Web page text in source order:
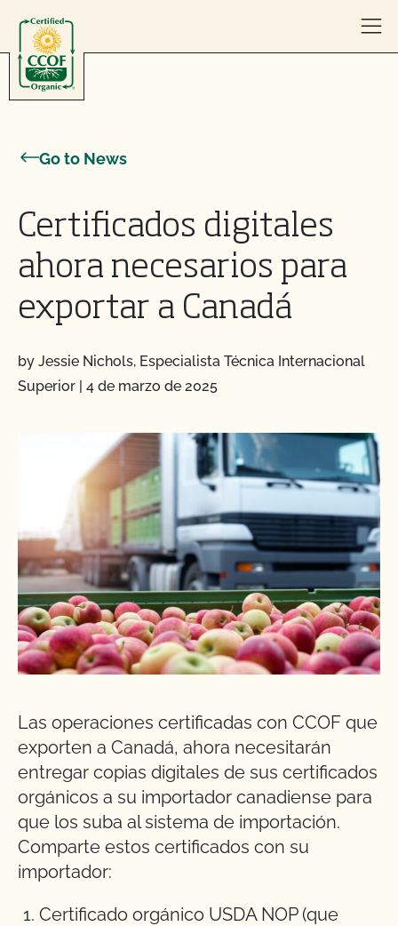
Go to News
Certificados digitales
ahora necesarios para
exportar a Canadá
by Jessie Nichols, Especialista Técnica Internacional
Superior | 4 de marzo de 2025
Las operaciones certificadas con CCOF que
exporten a Canadá, ahora necesitarán
entregar copias digitales de sus certificados
orgánicos a su importador canadiense para
que los suba al sistema de importación.
Comparte estos certificados con su
importador:
Certificado orgánico USDA NOP (que